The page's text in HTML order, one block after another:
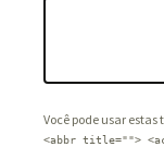
Você pode usar estas
<abbr title="">